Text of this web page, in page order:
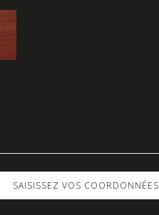
SAISISSEZ VOS COORDONNÉES